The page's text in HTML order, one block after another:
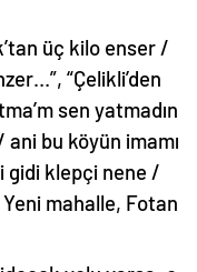
üç kilo enser /
“Çelikli’den
sen yatmadın
bu köyün imamı
gidi klepçi nene /
mahalle, Fotan